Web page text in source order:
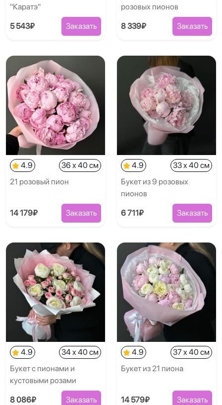
"Каратэ"
5 543₽ Заказать
розовых пионов
8 339₽ Заказать
4.9
36 x 40 см
21 розовый пион
14 179₽ Заказать
4.9
33 x 40 см
Букет из 9 розовых
пионов
6 711₽ Заказать
4.9
34 x 40 см
Букет с пионами и
кустовыми розами
8 086₽ Заказать
4.9
37 x 40 см
Букет из 21 пиона
14 579₽ Заказать